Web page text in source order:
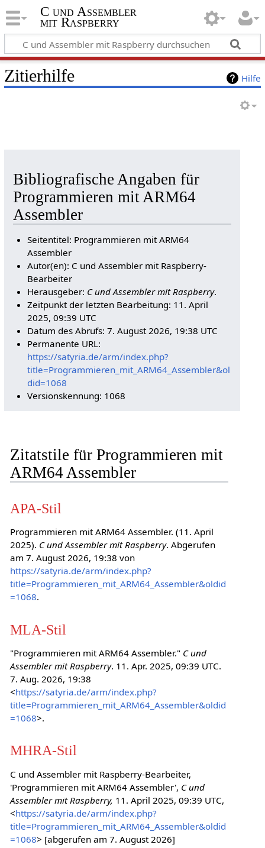
C und Assembler
mit Raspberry
Hilfe
Zitierhilfe
Bibliografische Angaben für
Programmieren mit ARM64
Assembler
Seitentitel: Programmieren mit ARM64
Assembler
Autor(en): C und Assembler mit Raspberry-
Bearbeiter
Herausgeber: C und Assembler mit Raspberry.
Zeitpunkt der letzten Bearbeitung: 11. April
2025, 09:39 UTC
Datum des Abrufs: 7. August 2026, 19:38 UTC
Permanente URL:
https://satyria.de/arm/index.php?
title=Programmieren_mit_ARM64_Assembler&ol
did=1068
Versionskennung: 1068
Zitatstile für Programmieren mit
ARM64 Assembler
APA-Stil
Programmieren mit ARM64 Assembler. (11. April
2025). C und Assembler mit Raspberry. Abgerufen
am 7. August 2026, 19:38 von
https://satyria.de/arm/index.php?
title=Programmieren_mit_ARM64_Assembler&oldid
=1068.
MLA-Stil
"Programmieren mit ARM64 Assembler." C und
Assembler mit Raspberry. 11. Apr. 2025, 09:39 UTC.
7. Aug. 2026, 19:38
<https://satyria.de/arm/index.php?
title=Programmieren_mit_ARM64_Assembler&oldid
=1068>.
MHRA-Stil
C und Assembler mit Raspberry-Bearbeiter,
'Programmieren mit ARM64 Assembler', C und
Assembler mit Raspberry, 11. April 2025, 09:39 UTC,
<https://satyria.de/arm/index.php?
title=Programmieren_mit_ARM64_Assembler&oldid
=1068> [abgerufen am 7. August 2026]